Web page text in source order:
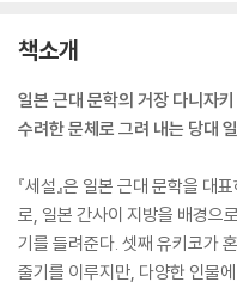
책소개
일본 근대 문학의 거장 다니자
수려한 문체로 그려 내는 당대
『세설』은 일본 근대 문학을 대
로, 일본 간사이 지방을 배경으
기를 들려준다. 셋째 유키코가
줄기를 이루지만, 다양한 인물